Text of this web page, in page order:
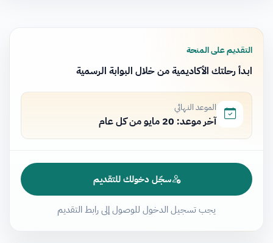
التقديم على المنحة
ابدأ رحلتك الأكاديمية من خلال البوابة الرسمية
الموعد النهائي
آخر موعد: 20 مايو من كل عام
سجّل دخولك للتقديم
يجب تسجيل الدخول للوصول إلى رابط التقديم